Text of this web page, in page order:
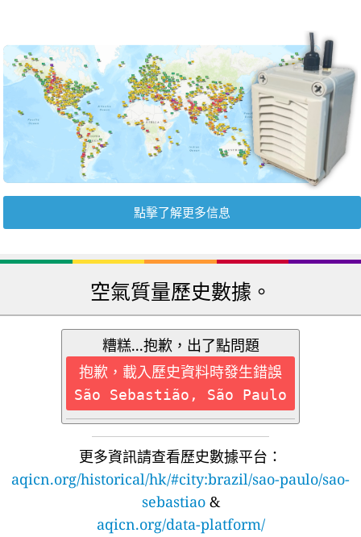
點擊了解更多信息
空氣質量歷史數據。
糟糕...抱歉，出了點問題
抱歉，載入歷史資料時發生錯誤
São Sebastião, São Paulo
更多資訊請查看歷史數據平台：
aqicn.org/historical/hk/#city:brazil/sao-paulo/sao-
sebastiao&
aqicn.org/data-platform/